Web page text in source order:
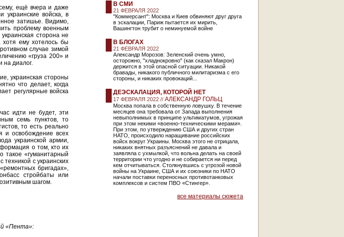
ещё вчера и даже
украинские войска, в
затишье. Видимо,
проблему военным
сторона не
хотя ему хотелось бы
случае зимой
«груза 200» и
на диалог.
украинская стороны
что делает, когда
регулярные войска
идти не будет, эти
семь пунктов, то
то есть реально
и освобождение всех
украинской армии,
о том, кто их
такое «гуманитарный
с украинских
бригадах»,
стройбаты или
шагом.
«Пента»:
В СМИ
21 ФЕВРАЛЯ 2022
"Коммерсант": Москва и Киев обвиняют друг друга
в эскалации, Париж пытается их мирить,
Вашингтон трубит о неминуемой войне
В БЛОГАХ
21 ФЕВРАЛЯ 2022
Александр Морозов: Зеленский очень умно,
осторожно, "хладнокровно" (как сказал Макрон)
держится в этой опасной ситуации. Никакой
бравады, никакого публичного милитаризма с его
стороны, и никаких провокаций...
ДЕЭСКАЛАЦИЯ, КОТОРОЙ НЕТ
17 ФЕВРАЛЯ 2022 // АЛЕКСАНДР ГОЛЬЦ
Москва попала в собственную ловушку. В течение
месяцев она требовала от Запада выполнения
невыполнимых в принципе ультиматумов, угрожая
при этом некими «военно-техническими мерами».
При этом, по утверждению США и других стран
НАТО, происходило наращивание российских
войск вокруг Украины. Москва этого не отрицала,
никаких внятных разъяснений не давала и
заявляла с ухмылкой, что вольна делать на своей
территории что угодно и не собирается ни перед
кем отчитываться. Столкнувшись с угрозой новой
войны на Украине, США и их союзники по НАТО
начали поставки переносных противотанковых
комплексов и систем ПВО «Стингер».
все материалы сюжета